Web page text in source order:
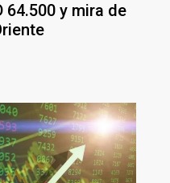
64.500 y mira de